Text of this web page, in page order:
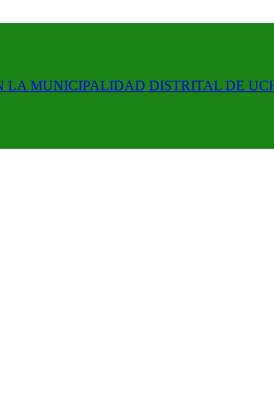
LA MUNICIPALIDAD DISTRITAL DE